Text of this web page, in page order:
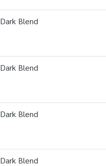
Dark Blend
Dark Blend
Dark Blend
Dark Blend